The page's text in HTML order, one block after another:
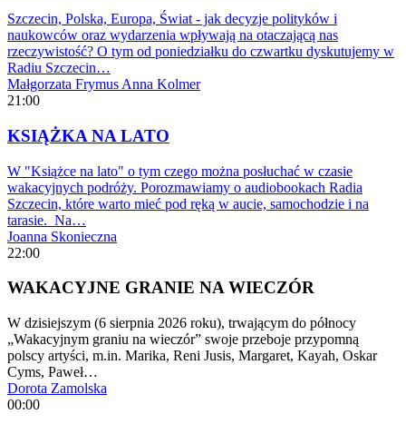
Szczecin, Polska, Europa, Świat - jak decyzje polityków i
naukowców oraz wydarzenia wpływają na otaczającą nas
rzeczywistość? O tym od poniedziałku do czwartku dyskutujemy w
Radiu Szczecin…
Małgorzata Frymus Anna Kolmer
21:00
KSIĄŻKA NA LATO
W "Książce na lato" o tym czego można posłuchać w czasie
wakacyjnych podróży. Porozmawiamy o audiobookach Radia
Szczecin, które warto mieć pod ręką w aucie, samochodzie i na
tarasie. Na…
Joanna Skonieczna
22:00
WAKACYJNE GRANIE NA WIECZÓR
W dzisiejszym (6 sierpnia 2026 roku), trwającym do północy
„Wakacyjnym graniu na wieczór” swoje przeboje przypomną
polscy artyści, m.in. Marika, Reni Jusis, Margaret, Kayah, Oskar
Cyms, Paweł…
Dorota Zamolska
00:00